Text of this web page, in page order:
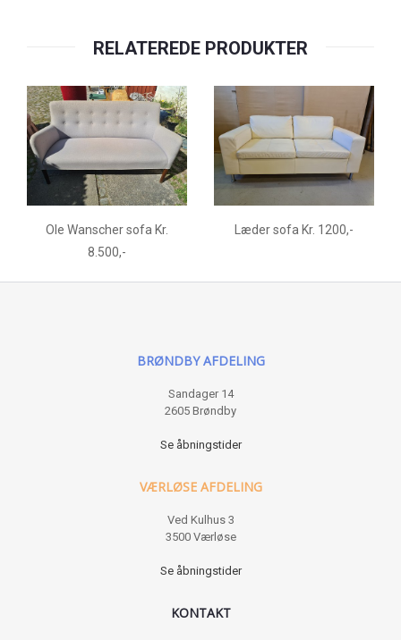
RELATEREDE PRODUKTER
Ole Wanscher sofa Kr.
8.500,-
Læder sofa Kr. 1200,-
BRØNDBY AFDELING
Sandager 14
2605 Brøndby
Se åbningstider
VÆRLØSE AFDELING
Ved Kulhus 3
3500 Værløse
Se åbningstider
KONTAKT